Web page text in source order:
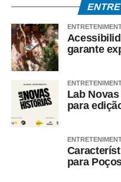
garante
Lab
para
para